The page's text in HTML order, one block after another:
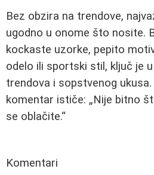
Bez obzira na trendove,
ugodno u onome što nosite.
kockaste uzorke, pepito
odelo ili sportski stil, ključ je
trendova i sopstvenog
komentar ističe:
Nije bitno
se oblačite.
Komentari